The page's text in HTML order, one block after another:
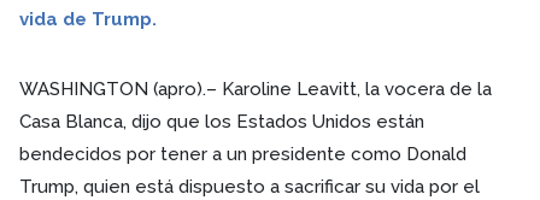
vida de Trump.
WASHINGTON (apro).– Karoline Leavitt, la vocera de la
Casa Blanca, dijo que los Estados Unidos están
bendecidos por tener a un presidente como Donald
Trump, quien está dispuesto a sacrificar su vida por el